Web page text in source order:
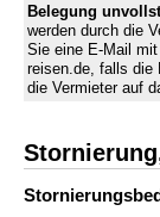
Belegung
werden durch die
Sie eine E-Mail
reisen.de, falls die
die Vermieter auf